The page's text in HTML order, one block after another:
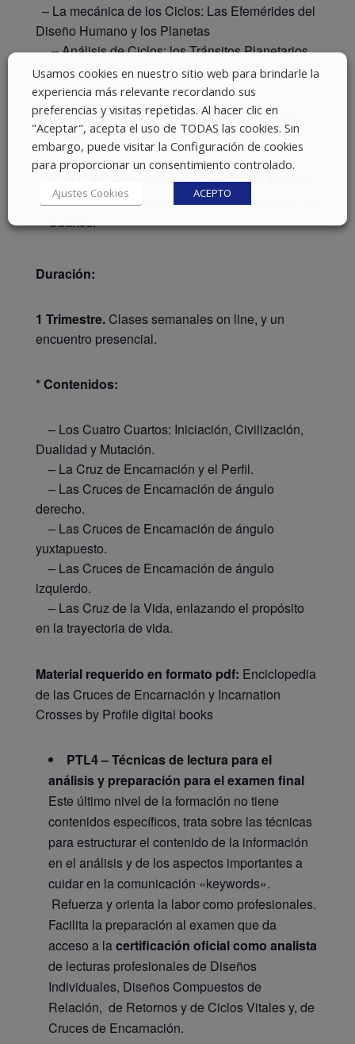
– La mecánica de los Ciclos: Las Efemérides del
Diseño Humano y los Planetas
– Análisis de Ciclos: los Tránsitos Planetarios
– Taller Interactivo
Material requerido en formato pdf:Life Cycle
Analysis Student Manual.
El tercer nivel se ocupa del Análisis
de Cruces de Encarnación en el contexto de los
Cuartos.
Duración:
1 Trimestre. Clases semanales on line, y un
encuentro presencial.
* Contenidos:
– Los Cuatro Cuartos: Iniciación, Civilización,
Dualidad y Mutación.
– La Cruz de Encarnación y el Perfil.
– Las Cruces de Encarnación de ángulo
derecho.
– Las Cruces de Encarnación de ángulo
yuxtapuesto.
– Las Cruces de Encarnación de ángulo
izquierdo.
– Las Cruz de la Vida, enlazando el propósito
en la trayectoria de vida.
Material requerido en formato pdf: Enciclopedia
de las Cruces de Encarnación y Incarnation
Crosses by Profile digital books
PTL4 – Técnicas de lectura para el
análisis y preparación para el examen final
Este último nivel de la formación no tiene
contenidos específicos, trata sobre las técnicas
para estructurar el contenido de la información
en el análisis y de los aspectos importantes a
cuidar en la comunicación «keywords».
Refuerza y orienta la labor como profesionales.
Facilita la preparación al examen que da
acceso a la certificación oficial como analista
de lecturas profesionales de Diseños
Individuales, Diseños Compuestos de
Relación, de Retornos y de Ciclos Vitales y, de
Cruces de Encarnación.
Usamos cookies en nuestro sitio web para brindarle la
experiencia más relevante recordando sus
preferencias y visitas repetidas. Al hacer clic en
"Aceptar", acepta el uso de TODAS las cookies. Sin
embargo, puede visitar la Configuración de cookies
para proporcionar un consentimiento controlado.
Ajustes Cookies ACEPTO